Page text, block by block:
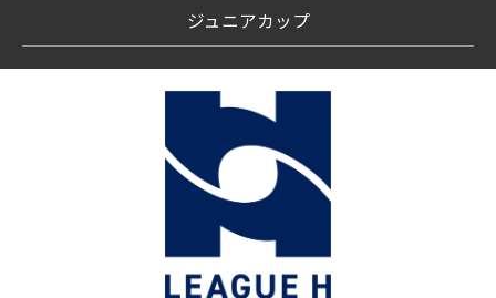
ジュニアカップ